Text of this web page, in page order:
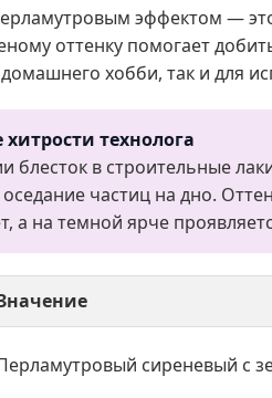
эффектом —
оттенку помогает
хобби, так и для
технолога
блесток в строительные
частиц на дно.
а на темной ярче
сиреневый с